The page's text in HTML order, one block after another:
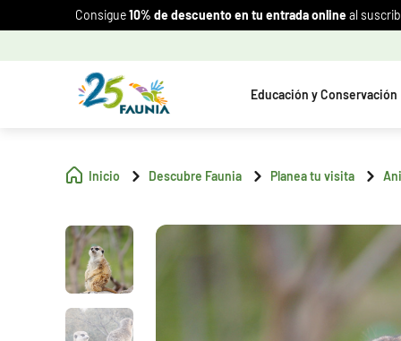
Consigue10% de descuento en tu entrada onlineal
Educación y Conservación
Inicio Descubre Faunia Planea tu visita